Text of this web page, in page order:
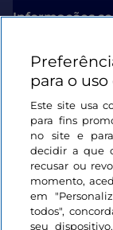
Informações
Ligações úteis
Iniciar sessão
Mantenha-se
para o
Este site usa
para fins
no site e
decidir a que
recusar ou
momento,
em
todos",
seu